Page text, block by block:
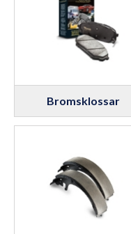
Bromsklossar